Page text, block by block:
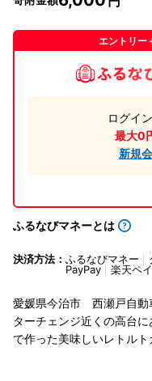
エントリー
ログイ
最大0
新規
ふるなびマネーとは
決済方法： ふるなびマネー
PayPay
楽天ペイ
愛媛県今治市 西瀬戸自動
ターチェンジ近くの高台
で作った美味しいレトルト